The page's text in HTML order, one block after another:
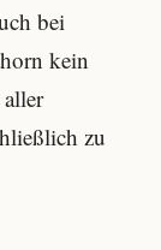
bei
kein
zu